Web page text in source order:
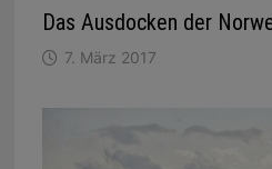
Das Ausdocken der
7. März 2017